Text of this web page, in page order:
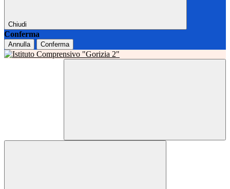
Chiudi
Conferma
Annulla Conferma